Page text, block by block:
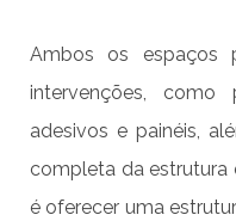
Ambos os espaços
intervenções, como
adesivos e painéis,
completa da estrutura
é oferecer uma